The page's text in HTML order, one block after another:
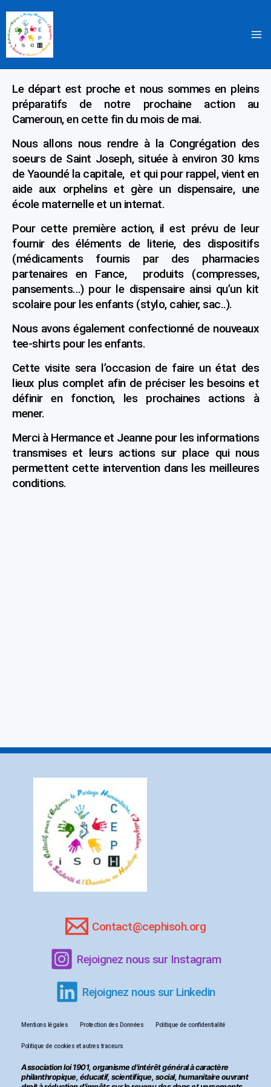
au
contenu
Le départ est proche et nous sommes en pleins
préparatifs de notre prochaine action au
Cameroun, en cette fin du mois de mai.
Nous allons nous rendre à la Congrégation des
soeurs de Saint Joseph, située à environ 30 kms
de Yaoundé la capitale, et qui pour rappel, vient en
aide aux orphelins et gère un dispensaire, une
école maternelle et un internat.
Pour cette première action, il est prévu de leur
fournir des éléments de literie, des dispositifs
(médicaments fournis par des pharmacies
partenaires en Fance, produits (compresses,
pansements…) pour le dispensaire ainsi qu’un kit
scolaire pour les enfants (stylo, cahier, sac..).
Nous avons également confectionné de nouveaux
tee-shirts pour les enfants.
Cette visite sera l’occasion de faire un état des
lieux plus complet afin de préciser les besoins et
définir en fonction, les prochaines actions à
mener.
Merci à Hermance et Jeanne pour les informations
transmises et leurs actions sur place qui nous
permettent cette intervention dans les meilleures
conditions.
Contact@cephisoh.org
Rejoignez nous sur Instagram
Rejoignez nous sur Linkedin
Mentions légales Protection des Données Politique de confidentialité
Politique de cookies et autres traceurs
Association loi 1901, organisme d'intérêt général à caractère
philanthropique, éducatif, scientifique, social, humanitaire ouvrant